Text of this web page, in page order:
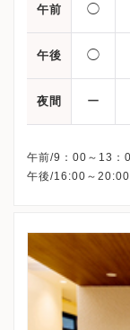
午前 ◯
午後 ◯
夜間 ー
午前/9：00～13：
午後/16:00～